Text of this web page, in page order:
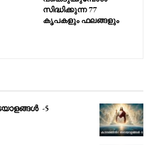
സിദ്ധിക്കുന്ന 77
കൃപകളും ഫലങ്ങളും
-5